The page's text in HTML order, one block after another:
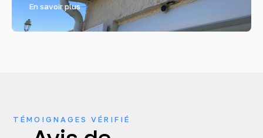
En savoir plus
TÉMOIGNAGES VÉRIFIÉ